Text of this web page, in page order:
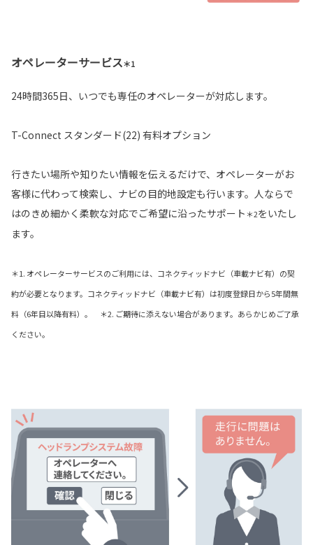
オペレーターサービス＊1
24時間365日、いつでも専任のオペレーターが対応します。
T-Connect スタンダード(22) 有料オプション
行きたい場所や知りたい情報を伝えるだけで、オペレーターがお
客様に代わって検索し、ナビの目的地設定も行います。人ならで
はのきめ細かく柔軟な対応でご希望に沿ったサポート ＊2をいたし
ます。
＊1. オペレーターサービスのご利用には、コネクティッドナビ（車載ナビ有）の契
約が必要となります。コネクティッドナビ（車載ナビ有）は初度登録日から5年間無
料（6年目以降有料）。 ＊2. ご期待に添えない場合があります。あらかじめご了承
ください。